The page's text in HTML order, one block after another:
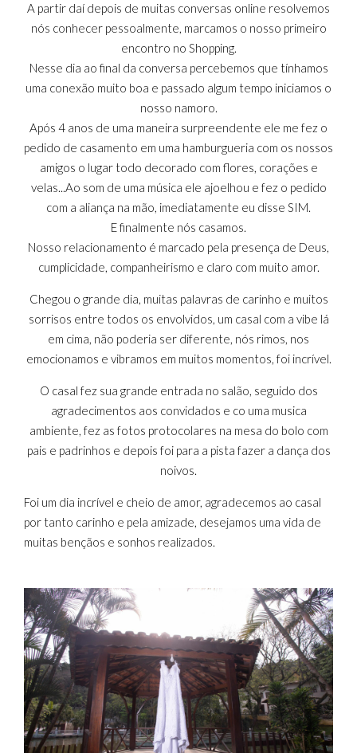
A partir daí depois de muitas conversas online resolvemos
nós conhecer pessoalmente, marcamos o nosso primeiro
encontro no Shopping.
Nesse dia ao final da conversa percebemos que tínhamos
uma conexão muito boa e passado algum tempo iniciamos o
nosso namoro.
Após 4 anos de uma maneira surpreendente ele me fez o
pedido de casamento em uma hamburgueria com os nossos
amigos o lugar todo decorado com flores, corações e
velas...Ao som de uma música ele ajoelhou e fez o pedido
com a aliança na mão, imediatamente eu disse SIM.
E finalmente nós casamos.
Nosso relacionamento é marcado pela presença de Deus,
cumplicidade, companheirismo e claro com muito amor.
Chegou o grande dia, muitas palavras de carinho e muitos
sorrisos entre todos os envolvidos, um casal com a vibe lá
em cima, não poderia ser diferente, nós rimos, nos
emocionamos e vibramos em muitos momentos, foi incrível.
O casal fez sua grande entrada no salão, seguido dos
agradecimentos aos convidados e co uma musica
ambiente, fez as fotos protocolares na mesa do bolo com
pais e padrinhos e depois foi para a pista fazer a dança dos
noivos.
Foi um dia incrível e cheio de amor, agradecemos ao casal
por tanto carinho e pela amizade, desejamos uma vida de
muitas bençãos e sonhos realizados.